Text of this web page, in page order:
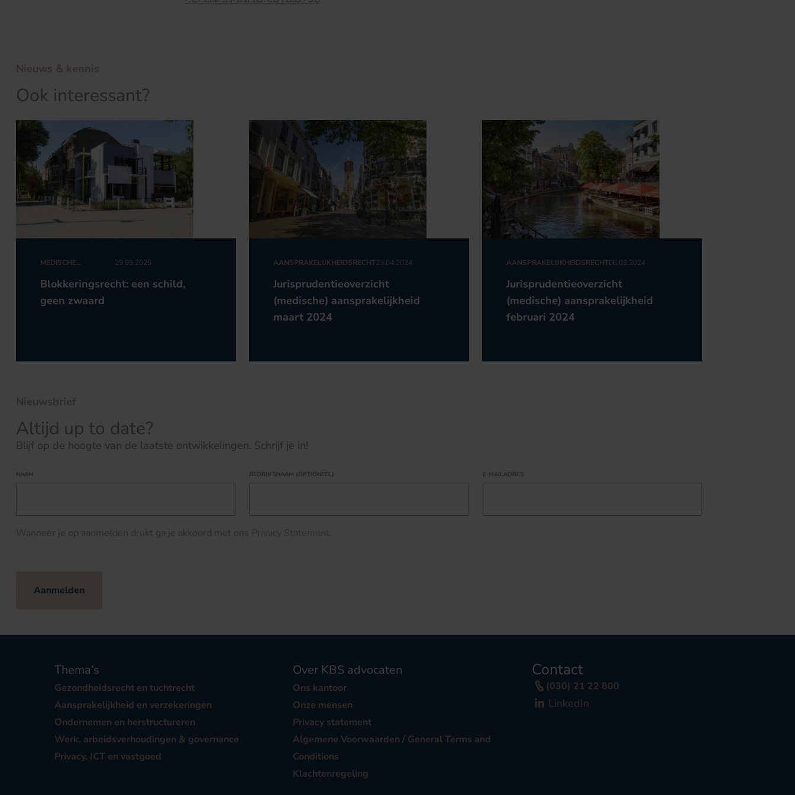
Nieuws & kennis
Ook interessant?
MEDISCHE
AANSPRAKELIJKHEID
29.09.2025
Blokkeringsrecht: een schild,
geen zwaard
AANSPRAKELIJKHEIDSRECHT23.04.2024
Jurisprudentieoverzicht
(medische) aansprakelijkheid
maart 2024
AANSPRAKELIJKHEIDSRECHT06.03.2024
Jurisprudentieoverzicht
(medische) aansprakelijkheid
februari 2024
Nieuwsbrief
Altijd up to date?
Blijf op de hoogte van de laatste ontwikkelingen. Schrijf je in!
NAAM BEDRIJFSNAAM (OPTIONEEL) E-MAILADRES
Wanneer je op aanmelden drukt ga je akkoord met ons Privacy Statement.
Aanmelden
Thema’s
Gezondheidsrecht en tuchtrecht
Aansprakelijkheid en verzekeringen
Ondernemen en herstructureren
Werk, arbeidsverhoudingen & governance
Privacy, ICT en vastgoed
Over KBS advocaten
Ons kantoor
Onze mensen
Privacy statement
Algemene Voorwaarden / General Terms and
Conditions
Klachtenregeling
Contact
(030) 21 22 800
LinkedIn